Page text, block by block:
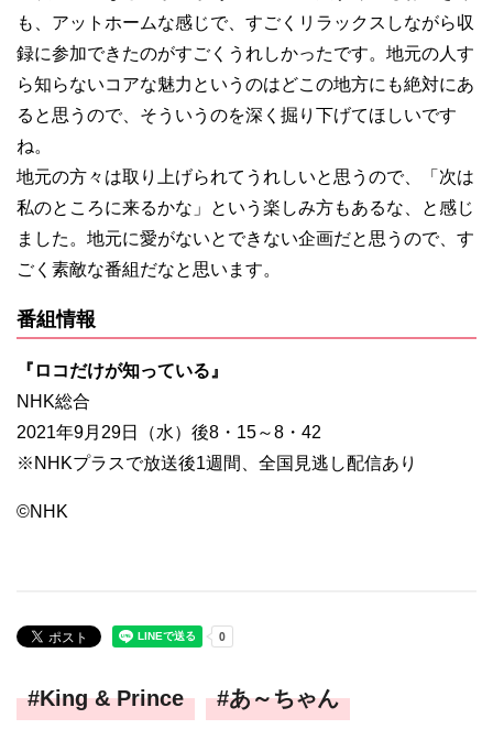
も、アットホームな感じで、すごくリラックスしながら収
録に参加できたのがすごくうれしかったです。地元の人す
ら知らないコアな魅力というのはどこの地方にも絶対にあ
ると思うので、そういうのを深く掘り下げてほしいです
ね。
地元の方々は取り上げられてうれしいと思うので、「次は
私のところに来るかな」という楽しみ方もあるな、と感じ
ました。地元に愛がないとできない企画だと思うので、す
ごく素敵な番組だなと思います。
番組情報
『ロコだけが知っている』
NHK総合
2021年9月29日（水）後8・15～8・42
※NHKプラスで放送後1週間、全国見逃し配信あり
©NHK
King & Prince あ～ちゃん